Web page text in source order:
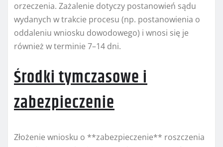
orzeczenia. Zażalenie dotyczy postanowień sądu
wydanych w trakcie procesu (np. postanowienia o
oddaleniu wniosku dowodowego) i wnosi się je
również w terminie 7–14 dni.
Środki tymczasowe i
zabezpieczenie
Złożenie wniosku o **zabezpieczenie** roszczenia